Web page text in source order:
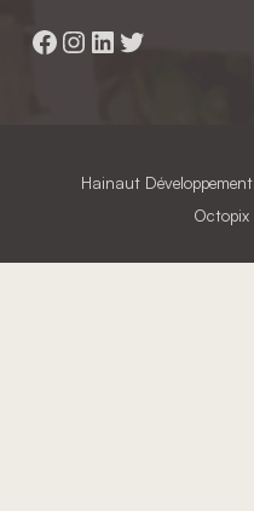
Facebook
Instagram
LinkedIn
Twitter
Hainaut Développement
Octopix